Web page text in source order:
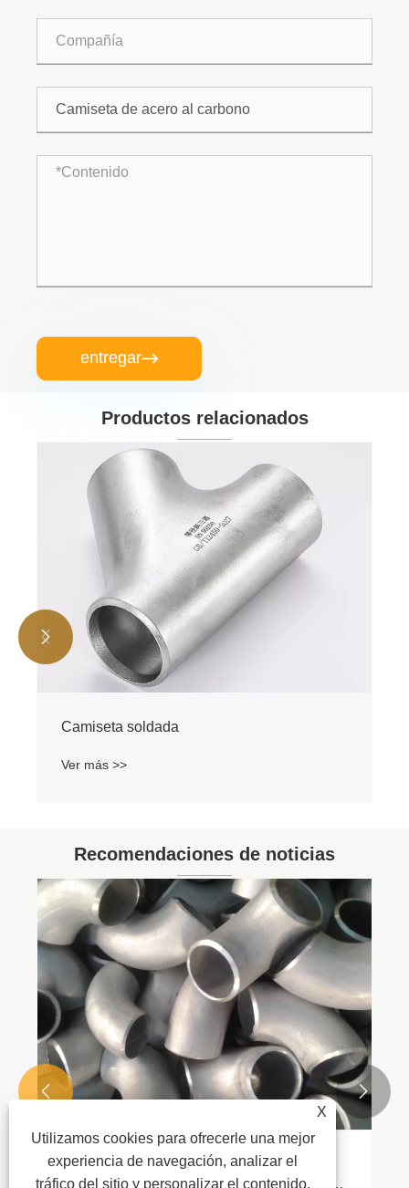
entregar
Productos relacionados
Camiseta soldada
Ver más >>


Recomendaciones de noticias
¿Qué es un codo de acero inoxidable y
cómo elegir el tipo correcto para sistemas
 
X
Utilizamos cookies para ofrecerle una mejor
experiencia de navegación, analizar el
tráfico del sitio y personalizar el contenido.